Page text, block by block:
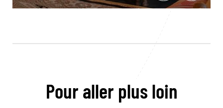
Pour aller plus loin